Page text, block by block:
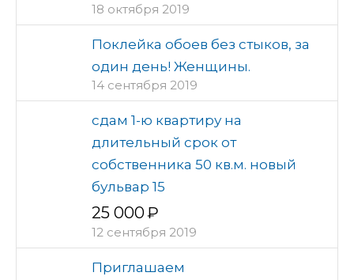
18 октября 2019
Поклейка обоев без стыков, за
один день! Женщины.
14 сентября 2019
сдам 1-ю квартиру на
длительный срок от
собственника 50 кв.м. новый
бульвар 15
25 000
12 сентября 2019
Приглашаем